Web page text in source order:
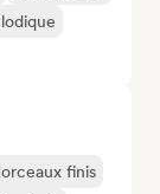
finis